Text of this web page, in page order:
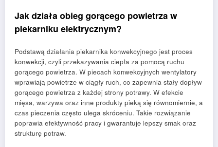
Jak działa obieg gorącego powietrza w
piekarniku elektrycznym?
Podstawą działania piekarnika konwekcyjnego jest proces
konwekcji, czyli przekazywania ciepła za pomocą ruchu
gorącego powietrza. W piecach konwekcyjnych wentylatory
wprawiają powietrze w ciągły ruch, co zapewnia stały dopływ
gorącego powietrza z każdej strony potrawy. W efekcie
mięsa, warzywa oraz inne produkty pieką się równomiernie, a
czas pieczenia często ulega skróceniu. Takie rozwiązanie
poprawia efektywność pracy i gwarantuje lepszy smak oraz
strukturę potraw.